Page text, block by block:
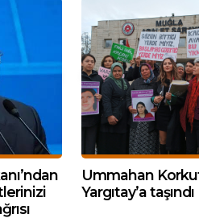
Ummahan
Yargıtay’a taşındı